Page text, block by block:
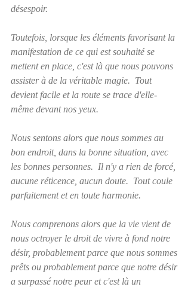
désespoir.
Toutefois, lorsque les éléments favorisant la
manifestation de ce qui est souhaité se
mettent en place, c'est là que nous pouvons
assister à de la véritable magie.  Tout
devient facile et la route se trace d'elle-
même devant nos yeux.
Nous sentons alors que nous sommes au
bon endroit, dans la bonne situation, avec
les bonnes personnes.  Il n'y a rien de forcé,
aucune réticence, aucun doute.  Tout coule
parfaitement et en toute harmonie.
Nous comprenons alors que la vie vient de
nous octroyer le droit de vivre à fond notre
désir, probablement parce que nous sommes
prêts ou probablement parce que notre désir
a surpassé notre peur et c'est là un